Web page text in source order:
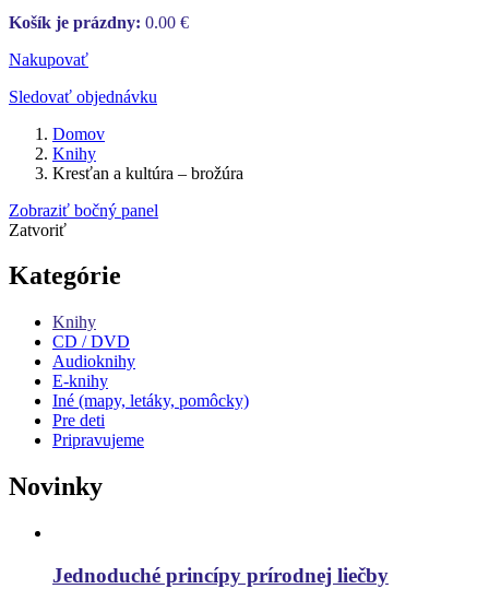
Košík je prázdny: 0.00 €
Nakupovať
Sledovať objednávku
Domov
Knihy
Kresťan a kultúra – brožúra
Zobraziť bočný panel
Zatvoriť
Kategórie
Knihy
CD / DVD
Audioknihy
E-knihy
Iné (mapy, letáky, pomôcky)
Pre deti
Pripravujeme
Novinky
Jednoduché princípy prírodnej liečby